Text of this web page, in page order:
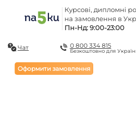
Курсові, дипломні
на замовлення в
Пн-Нд: 9:00-23:00
Чат 0 800 334 815
Безкоштовно для
Оформити замовлення